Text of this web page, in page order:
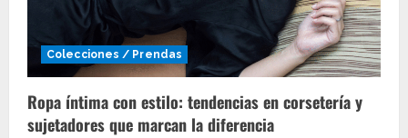
Colecciones / Prendas
Ropa íntima con estilo: tendencias en corsetería y
sujetadores que marcan la diferencia